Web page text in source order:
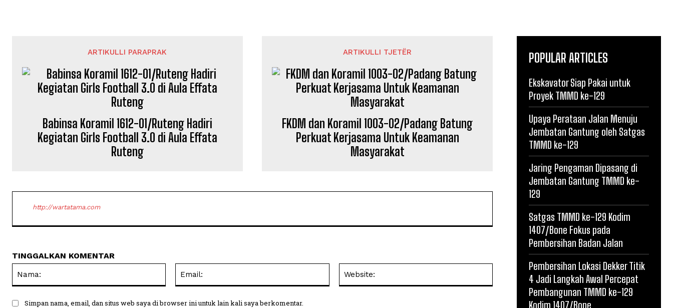
ARTIKULLI PARAPRAK
Babinsa Koramil 1612-01/Ruteng Hadiri
Kegiatan Girls Football 3.0 di Aula Effata
Ruteng
ARTIKULLI TJETËR
FKDM dan Koramil 1003-02/Padang Batung
Perkuat Kerjasama Untuk Keamanan
Masyarakat
http://wartatama.com
TINGGALKAN KOMENTAR
Simpan nama, email, dan situs web saya di browser ini untuk lain kali saya berkomentar.
POPULAR ARTICLES
Ekskavator Siap Pakai untuk
Proyek TMMD ke-129
Upaya Perataan Jalan Menuju
Jembatan Gantung oleh Satgas
TMMD ke-129
Jaring Pengaman Dipasang di
Jembatan Gantung TMMD ke-
129
Satgas TMMD ke-129 Kodim
1407/Bone Fokus pada
Pembersihan Badan Jalan
Pembersihan Lokasi Dekker Titik
4 Jadi Langkah Awal Percepat
Pembangunan TMMD ke-129
Kodim 1407/Bone